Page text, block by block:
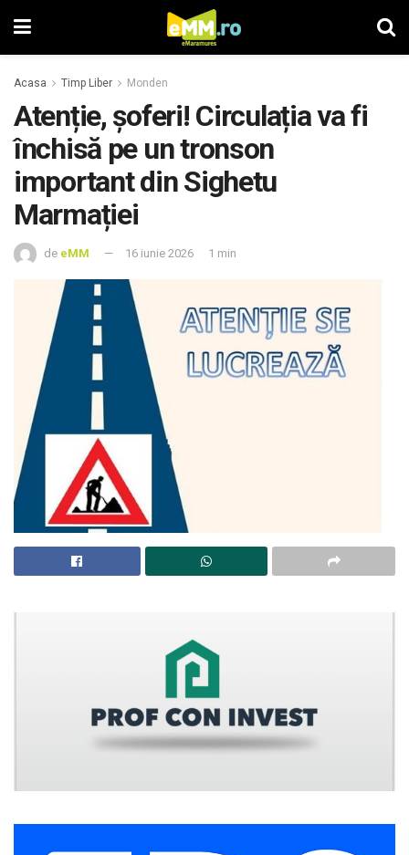
Acasa Timp Liber Monden
Atenție, șoferi! Circulația va fi
închisă pe un tronson
important din Sighetu
Marmației
de eMM 16 iunie 2026 1 min